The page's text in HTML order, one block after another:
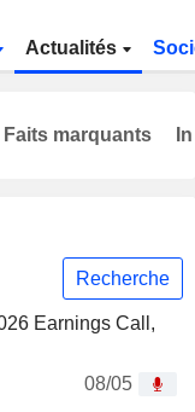
Actualités
Recherche
Earnings Call,
08/05
Faits marquants